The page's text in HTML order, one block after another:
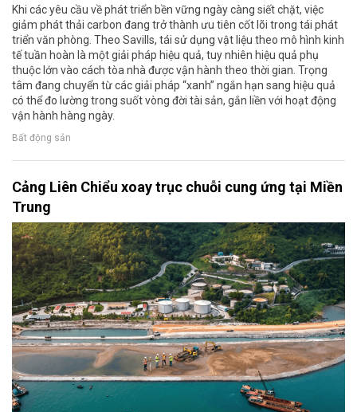
Khi các yêu cầu về phát triển bền vững ngày càng siết chặt, việc
giảm phát thải carbon đang trở thành ưu tiên cốt lõi trong tái phát
triển văn phòng. Theo Savills, tái sử dụng vật liệu theo mô hình kinh
tế tuần hoàn là một giải pháp hiệu quả, tuy nhiên hiệu quả phụ
thuộc lớn vào cách tòa nhà được vận hành theo thời gian. Trọng
tâm đang chuyển từ các giải pháp “xanh” ngắn hạn sang hiệu quả
có thể đo lường trong suốt vòng đời tài sản, gắn liền với hoạt động
vận hành hàng ngày.
Bất động sản
Cảng Liên Chiểu xoay trục chuỗi cung ứng tại Miền
Trung